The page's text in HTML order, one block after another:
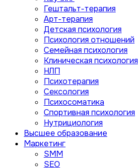
Гештальт-терапия
Арт-терапия
Детская психология
Психология отношений
Семейная психология
Клиническая психология
НЛП
Психотерапия
Сексология
Психосоматика
Спортивная психология
Нутрициология
Высшее образование
Маркетинг
SMM
SEO